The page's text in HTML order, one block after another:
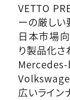
VETTO
ーの厳しい
日本市場
り製品化さ
Mercedes-
広いライン